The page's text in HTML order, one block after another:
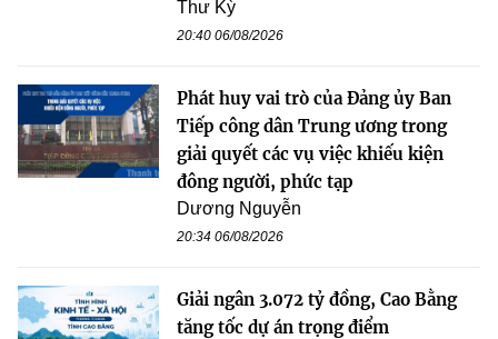
Thư Kỳ
20:40 06/08/2026
Phát huy vai trò của Đảng ủy Ban
Tiếp công dân Trung ương trong
giải quyết các vụ việc khiếu kiện
đông người, phức tạp
Dương Nguyễn
20:34 06/08/2026
Giải ngân 3.072 tỷ đồng, Cao Bằng
tăng tốc dự án trọng điểm